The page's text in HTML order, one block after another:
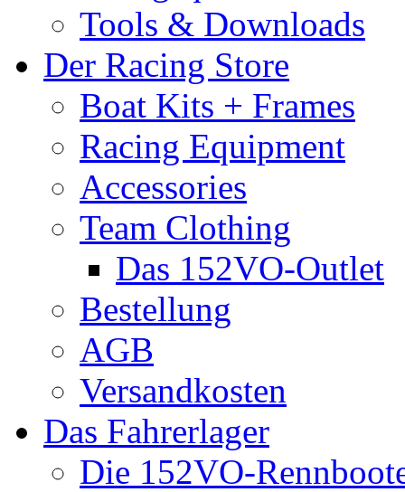
Tools & Downloads
Der Racing Store
Boat Kits + Frames
Racing Equipment
Accessories
Team Clothing
Das 152VO-Outlet
Bestellung
AGB
Versandkosten
Das Fahrerlager
Die 152VO-